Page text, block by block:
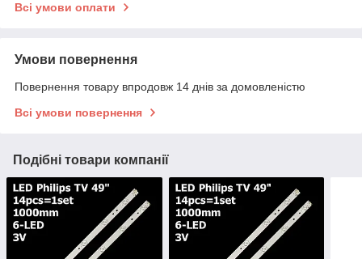
Всі умови оплати
Умови повернення
Повернення товару впродовж 14 днів за домовленістю
Всі умови повернення
Подібні товари компанії